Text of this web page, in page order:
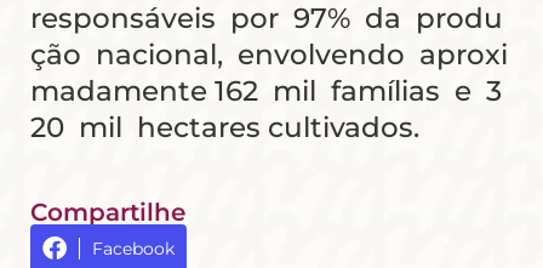
responsáveis por 97% da produ
ção nacional, envolvendo aproxi
madamente 162 mil famílias e 3
20 mil hectares cultivados.
Compartilhe
Facebook